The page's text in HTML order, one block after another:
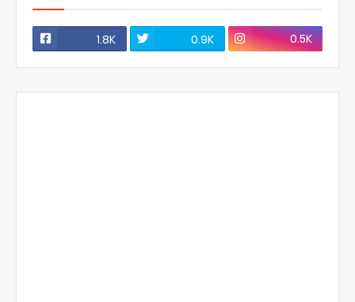
1.8K 0.9K 0.5K